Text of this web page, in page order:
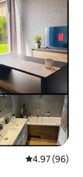
レビュー96
4.97 (96)